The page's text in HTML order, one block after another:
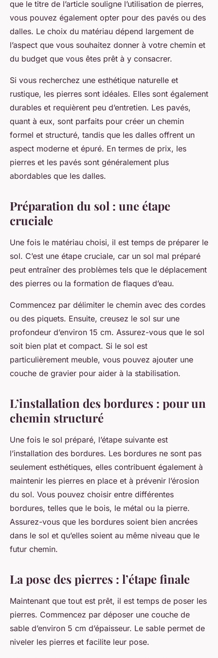
que le titre de l’article souligne l’utilisation de pierres,
vous pouvez également opter pour des pavés ou des
dalles. Le choix du matériau dépend largement de
l’aspect que vous souhaitez donner à votre chemin et
du budget que vous êtes prêt à y consacrer.
Si vous recherchez une esthétique naturelle et
rustique, les pierres sont idéales. Elles sont également
durables et requièrent peu d’entretien. Les pavés,
quant à eux, sont parfaits pour créer un chemin
formel et structuré, tandis que les dalles offrent un
aspect moderne et épuré. En termes de prix, les
pierres et les pavés sont généralement plus
abordables que les dalles.
Préparation du sol : une étape
cruciale
Une fois le matériau choisi, il est temps de préparer le
sol. C’est une étape cruciale, car un sol mal préparé
peut entraîner des problèmes tels que le déplacement
des pierres ou la formation de flaques d’eau.
Commencez par délimiter le chemin avec des cordes
ou des piquets. Ensuite, creusez le sol sur une
profondeur d’environ 15 cm. Assurez-vous que le sol
soit bien plat et compact. Si le sol est
particulièrement meuble, vous pouvez ajouter une
couche de gravier pour aider à la stabilisation.
L’installation des bordures : pour un
chemin structuré
Une fois le sol préparé, l’étape suivante est
l’installation des bordures. Les bordures ne sont pas
seulement esthétiques, elles contribuent également à
maintenir les pierres en place et à prévenir l’érosion
du sol. Vous pouvez choisir entre différentes
bordures, telles que le bois, le métal ou la pierre.
Assurez-vous que les bordures soient bien ancrées
dans le sol et qu’elles soient au même niveau que le
futur chemin.
La pose des pierres : l’étape finale
Maintenant que tout est prêt, il est temps de poser les
pierres. Commencez par déposer une couche de
sable d’environ 5 cm d’épaisseur. Le sable permet de
niveler les pierres et facilite leur pose.